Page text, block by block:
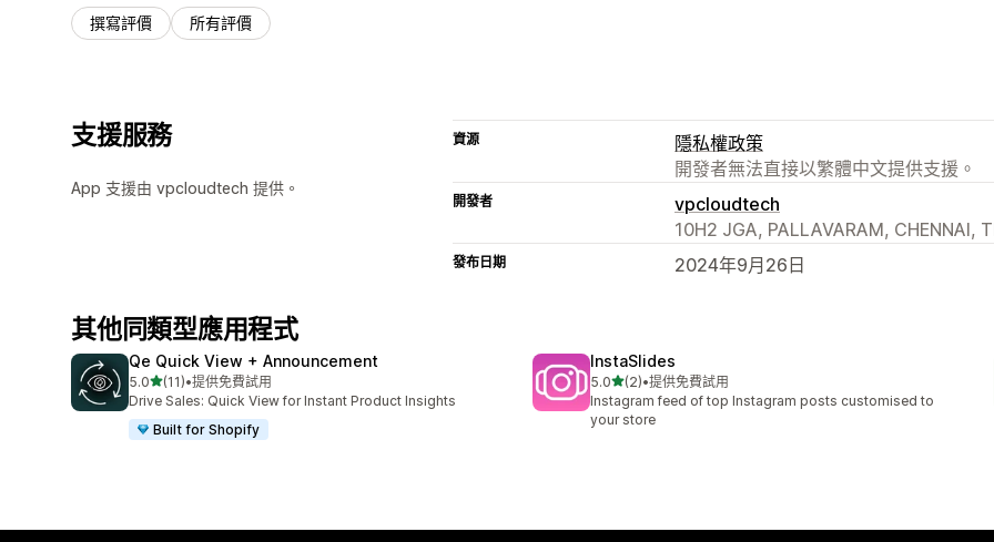
撰寫評價 所有評價
支援服務
App 支援由 vpcloudtech 提供。
資源
隱私權政策
開發者無法直接以繁體中文提供支援。
開發者
vpcloudtech
10H2 JGA, PALLAVARAM, CHENNAI,
發布日期 2024年9月26日
其他同類型應用程式
Qe Quick View + Announcement
5.0滿分 5 顆星
(11)
共有 11 則評價
•提供免費試用
Drive Sales: Quick View for Instant Product Insights
Built for Shopify
InstaSlides
5.0滿分 5 顆星
(2)
共有 2 則評價
•提供免費試用
Instagram feed of top Instagram posts customised to
your store